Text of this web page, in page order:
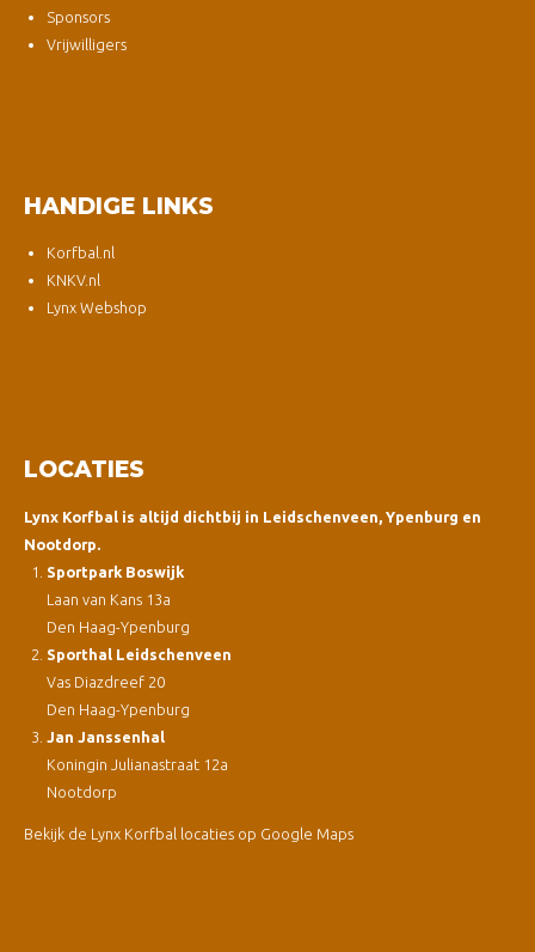
Sponsors
Vrijwilligers
HANDIGE LINKS
Korfbal.nl
KNKV.nl
Lynx Webshop
LOCATIES
Lynx Korfbal is altijd dichtbij in Leidschenveen, Ypenburg en
Nootdorp.
Sportpark Boswijk
Laan van Kans 13a
Den Haag-Ypenburg
Sporthal Leidschenveen
Vas Diazdreef 20
Den Haag-Ypenburg
Jan Janssenhal
Koningin Julianastraat 12a
Nootdorp
Bekijk de Lynx Korfbal locaties op Google Maps